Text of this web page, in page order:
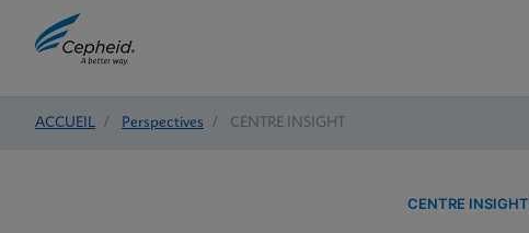
ACCUEIL / Perspectives / CENTRE INSIGHT
CENTRE INSIGHT